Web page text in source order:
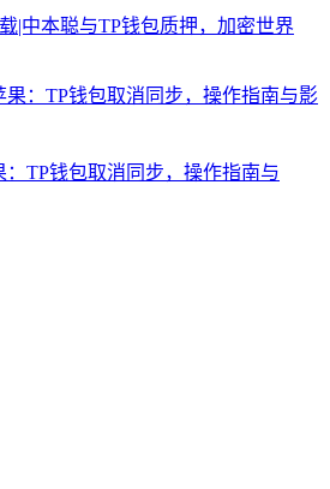
|中本聪与TP钱包质押，加密世界
：TP钱包取消同步，操作指南与